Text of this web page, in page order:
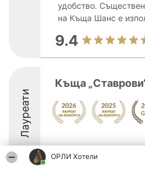
ОРЛИ Хотели
удобство.
на Къща Шанс е
9.4
Лауреати
Къща
9.8